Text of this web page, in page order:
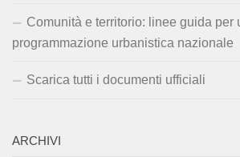
Comunità e territorio: linee guida per
programmazione urbanistica nazionale
Scarica tutti i documenti ufficiali
ARCHIVI